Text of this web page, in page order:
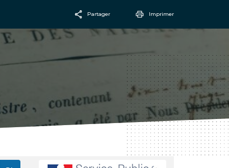
Partager Imprimer